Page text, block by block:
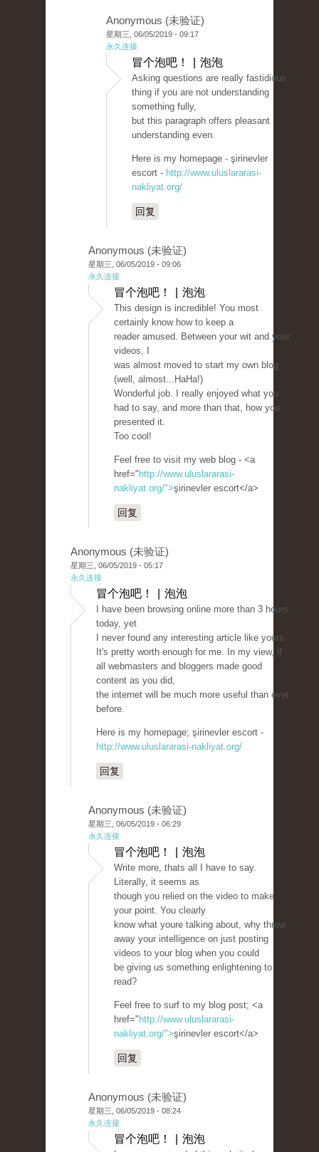
Anonymous (未验证)
星期三, 06/05/2019 - 09:17
永久连接
冒个泡吧！ | 泡泡
Asking questions are really fastidious
thing if you are not understanding
something fully,
but this paragraph offers pleasant
understanding even.
Here is my homepage - şirinevler
escort - http://www.uluslararasi-
nakliyat.org/
回复
Anonymous (未验证)
星期三, 06/05/2019 - 09:06
永久连接
冒个泡吧！ | 泡泡
This design is incredible! You most
certainly know how to keep a
reader amused. Between your wit and your
videos, I
was almost moved to start my own blog
(well, almost...HaHa!)
Wonderful job. I really enjoyed what you
had to say, and more than that, how you
presented it.
Too cool!
Feel free to visit my web blog - <a
href=" http://www.uluslararasi-
nakliyat.org/">şirinevler escort</a>
回复
Anonymous (未验证)
星期三, 06/05/2019 - 05:17
永久连接
冒个泡吧！ | 泡泡
I have been browsing online more than 3 hours
today, yet
I never found any interesting article like yours.
It's pretty worth enough for me. In my view, if
all webmasters and bloggers made good
content as you did,
the internet will be much more useful than ever
before.
Here is my homepage; şirinevler escort -
http://www.uluslararasi-nakliyat.org/
回复
Anonymous (未验证)
星期三, 06/05/2019 - 06:29
永久连接
冒个泡吧！ | 泡泡
Write more, thats all I have to say.
Literally, it seems as
though you relied on the video to make
your point. You clearly
know what youre talking about, why throw
away your intelligence on just posting
videos to your blog when you could
be giving us something enlightening to
read?
Feel free to surf to my blog post; <a
href=" http://www.uluslararasi-
nakliyat.org/">şirinevler escort</a>
回复
Anonymous (未验证)
星期三, 06/05/2019 - 08:24
永久连接
冒个泡吧！ | 泡泡